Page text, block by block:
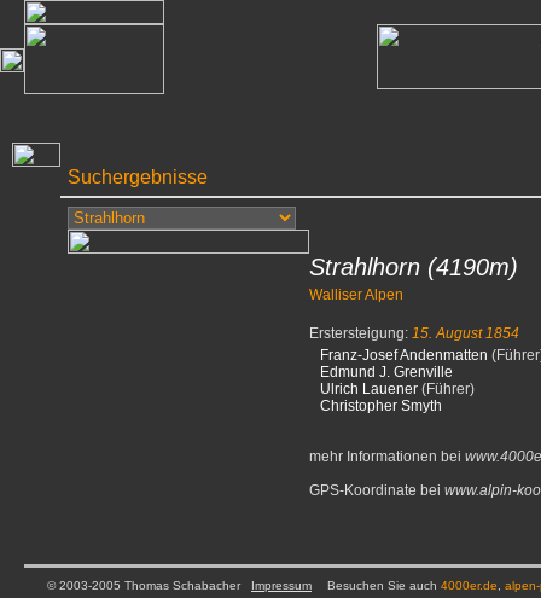
Suchergebnisse
Strahlhorn (4190m)
Walliser Alpen
Erstersteigung: 15. August 1854
Franz-Josef Andenmatten
Edmund J. Grenville
Ulrich Lauener (Führer)
Christopher Smyth
mehr Informationen bei
GPS-Koordinate bei www.alpin-
© 2003-2005 Thomas Schabacher Impressum Besuchen Sie auch 4000er.de